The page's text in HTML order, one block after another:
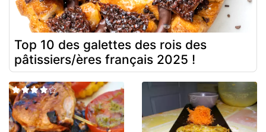
Top 10 des galettes des rois des
pâtissiers/ères français 2025 !